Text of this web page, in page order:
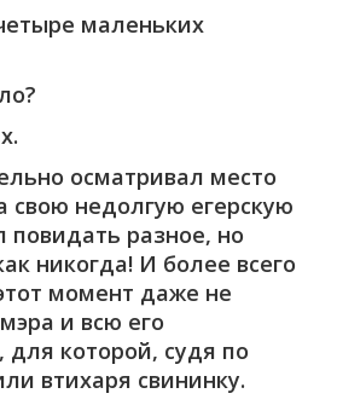
маленьких
осматривал место
свою недолгую егерскую
повидать разное, но
никогда! И более всего
момент даже не
и всю его
которой, судя по
втихаря свининку.